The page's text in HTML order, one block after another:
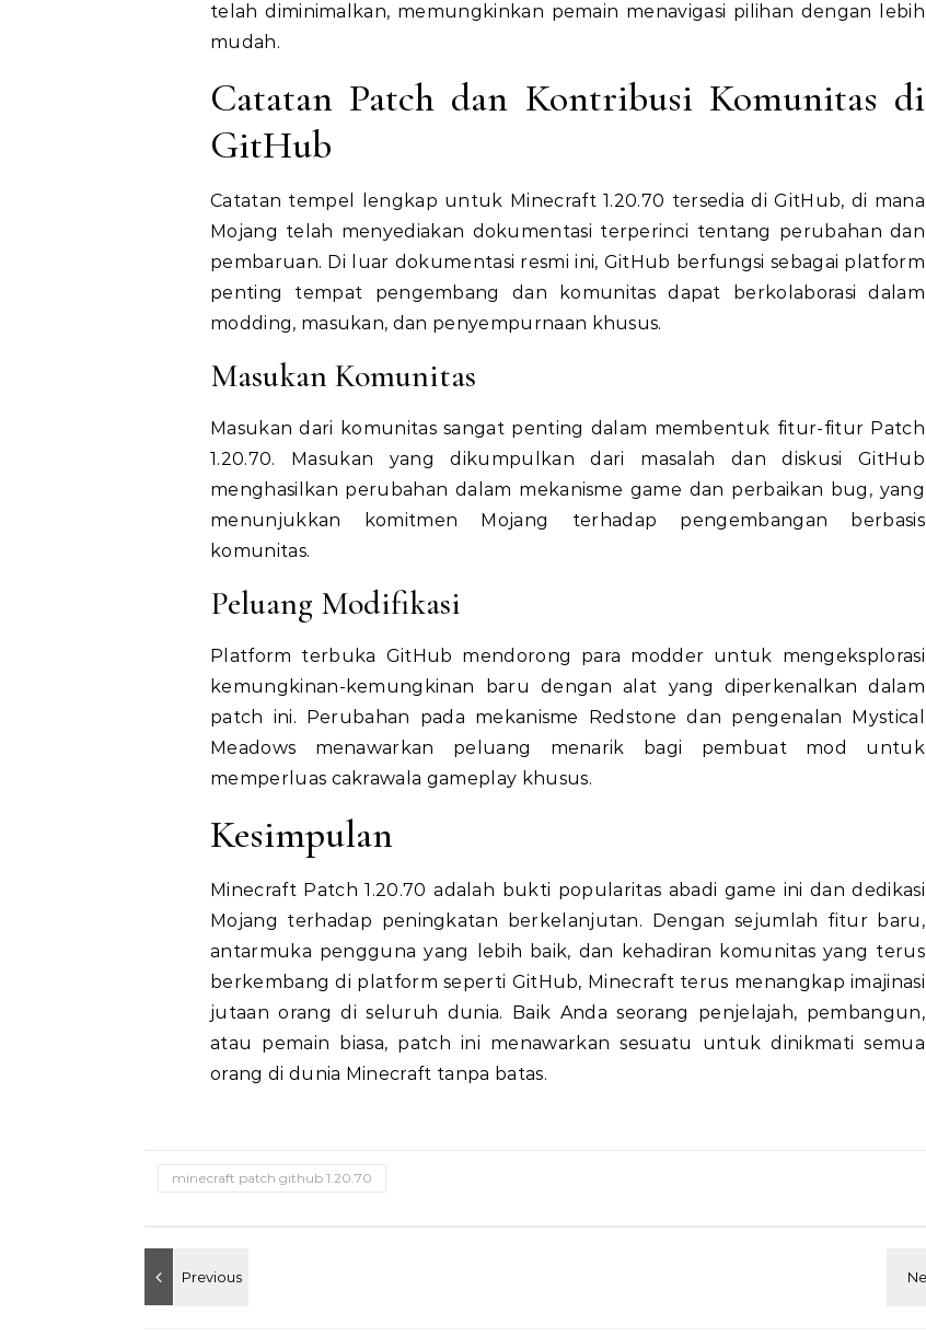
telah diminimalkan, memungkinkan pemain menavigasi pilihan dengan lebih
mudah.
Catatan Patch dan Kontribusi Komunitas di
GitHub
Catatan tempel lengkap untuk Minecraft 1.20.70 tersedia di GitHub, di mana
Mojang telah menyediakan dokumentasi terperinci tentang perubahan dan
pembaruan. Di luar dokumentasi resmi ini, GitHub berfungsi sebagai platform
penting tempat pengembang dan komunitas dapat berkolaborasi dalam
modding, masukan, dan penyempurnaan khusus.
Masukan Komunitas
Masukan dari komunitas sangat penting dalam membentuk fitur-fitur Patch
1.20.70. Masukan yang dikumpulkan dari masalah dan diskusi GitHub
menghasilkan perubahan dalam mekanisme game dan perbaikan bug, yang
menunjukkan komitmen Mojang terhadap pengembangan berbasis
komunitas.
Peluang Modifikasi
Platform terbuka GitHub mendorong para modder untuk mengeksplorasi
kemungkinan-kemungkinan baru dengan alat yang diperkenalkan dalam
patch ini. Perubahan pada mekanisme Redstone dan pengenalan Mystical
Meadows menawarkan peluang menarik bagi pembuat mod untuk
memperluas cakrawala gameplay khusus.
Kesimpulan
Minecraft Patch 1.20.70 adalah bukti popularitas abadi game ini dan dedikasi
Mojang terhadap peningkatan berkelanjutan. Dengan sejumlah fitur baru,
antarmuka pengguna yang lebih baik, dan kehadiran komunitas yang terus
berkembang di platform seperti GitHub, Minecraft terus menangkap imajinasi
jutaan orang di seluruh dunia. Baik Anda seorang penjelajah, pembangun,
atau pemain biasa, patch ini menawarkan sesuatu untuk dinikmati semua
orang di dunia Minecraft tanpa batas.
minecraft patch github 1.20.70